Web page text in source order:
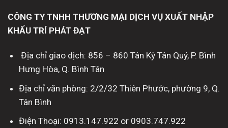
CÔNG TY TNHH THƯƠNG MẠI DỊCH VỤ XUẤT NHẬP
KHẨU TRÍ PHÁT ĐẠT
Địa chỉ giao dịch: 856 – 860 Tân Kỳ Tân Quý, P. Bình
Hưng Hòa, Q. Bình Tân
Địa chỉ văn phòng: 2/2/32 Thiên Phước, phường 9, Q.
Tân Bình
Điện Thoại: 0913.147.922 or 0903.747.922